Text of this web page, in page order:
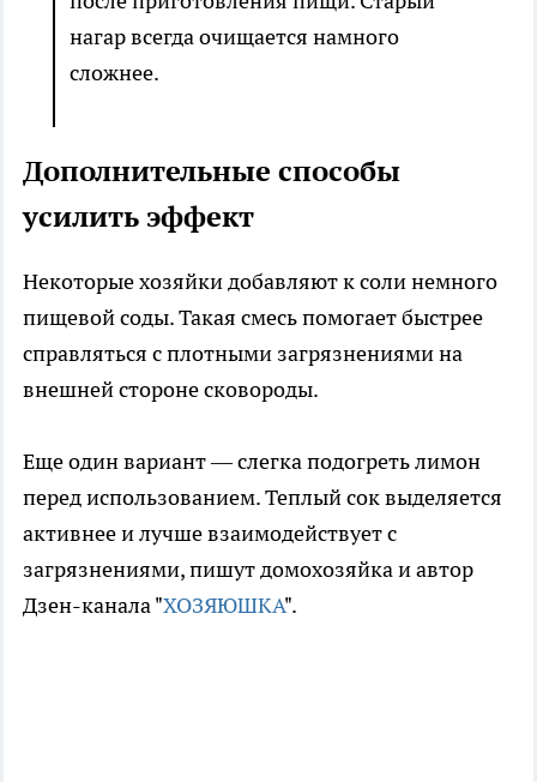
нагар всегда очищается намного
сложнее.
Дополнительные способы
усилить эффект
Некоторые хозяйки добавляют к соли немного
пищевой соды. Такая смесь помогает быстрее
справляться с плотными загрязнениями на
внешней стороне сковороды.
Еще один вариант — слегка подогреть лимон
перед использованием. Теплый сок выделяется
активнее и лучше взаимодействует с
загрязнениями, пишут домохозяйка и автор
Дзен-канала "ХОЗЯЮШКА".